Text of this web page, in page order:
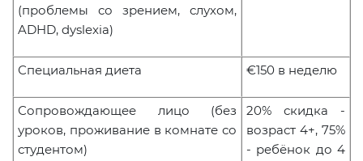
(проблемы со зрением, слухом,
ADHD, dyslexia)
Специальная диета €150 в неделю
Сопровождающее лицо (без
уроков, проживание в комнате со
студентом)
20% скидка -
возраст 4+, 75%
- ребёнок до 4